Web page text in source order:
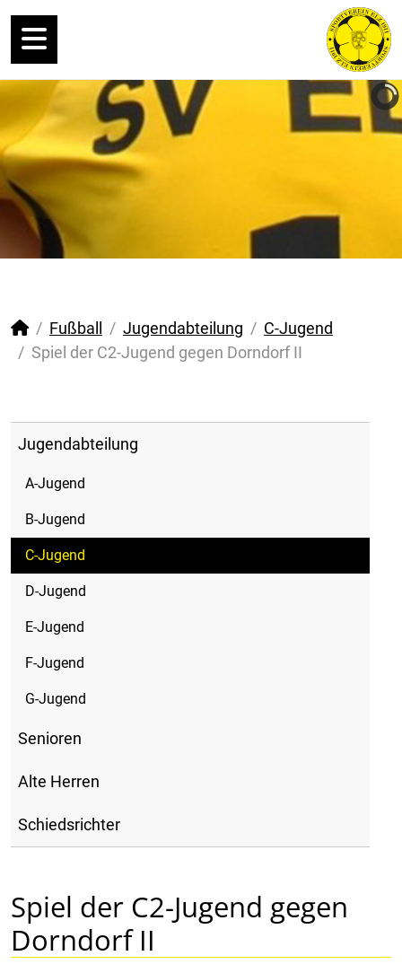
Fußball Jugendabteilung
C-Jugend
Spiel der C2-Jugend gegen Dorndorf II
Jugendabteilung
A-Jugend
B-Jugend
C-Jugend
D-Jugend
E-Jugend
F-Jugend
G-Jugend
Senioren
Alte Herren
Schiedsrichter
Spiel der C2-Jugend gegen
Dorndorf II